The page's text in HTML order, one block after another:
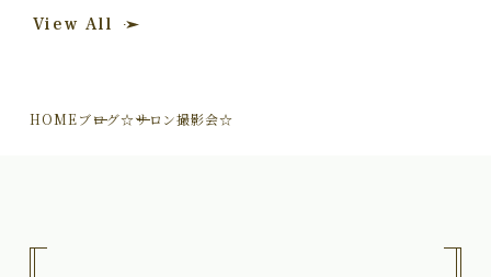
View All
HOMEブログ☆サロン撮影会☆